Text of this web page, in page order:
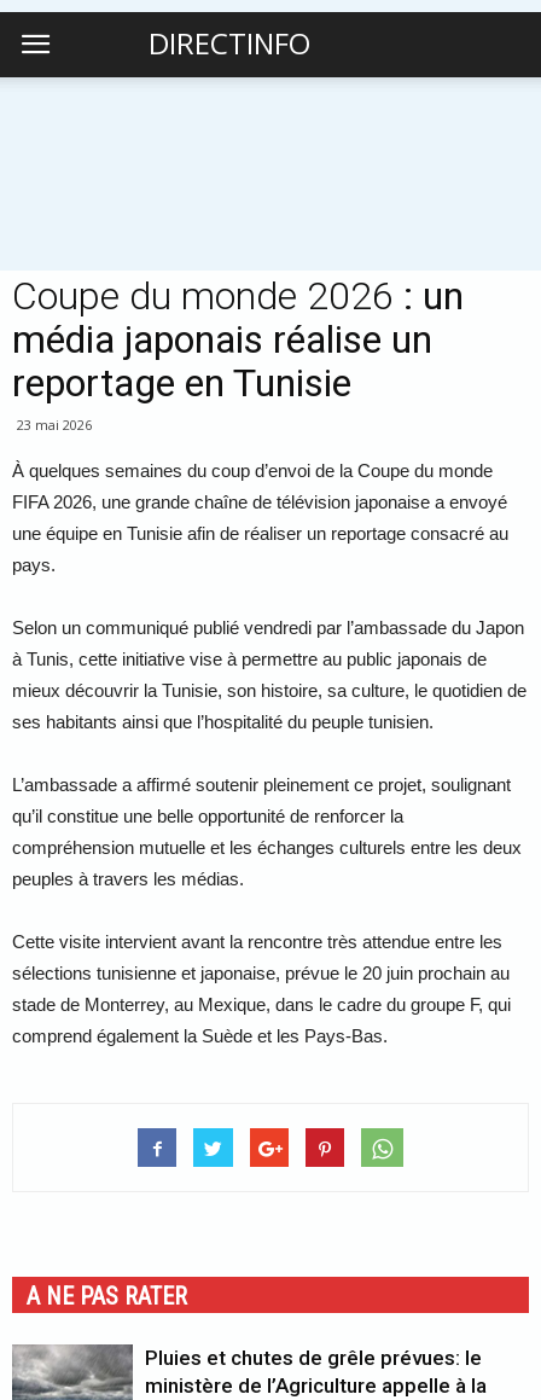
DIRECTINFO
Coupe du monde 2026 : un
média japonais réalise un
reportage en Tunisie
23 mai 2026
À quelques semaines du coup d’envoi de la Coupe du monde
FIFA 2026, une grande chaîne de télévision japonaise a envoyé
une équipe en Tunisie afin de réaliser un reportage consacré au
pays.
Selon un communiqué publié vendredi par l’ambassade du Japon
à Tunis, cette initiative vise à permettre au public japonais de
mieux découvrir la Tunisie, son histoire, sa culture, le quotidien de
ses habitants ainsi que l’hospitalité du peuple tunisien.
L’ambassade a affirmé soutenir pleinement ce projet, soulignant
qu’il constitue une belle opportunité de renforcer la
compréhension mutuelle et les échanges culturels entre les deux
peuples à travers les médias.
Cette visite intervient avant la rencontre très attendue entre les
sélections tunisienne et japonaise, prévue le 20 juin prochain au
stade de Monterrey, au Mexique, dans le cadre du groupe F, qui
comprend également la Suède et les Pays-Bas.
A NE PAS RATER
Pluies et chutes de grêle prévues: le
ministère de l’Agriculture appelle à la